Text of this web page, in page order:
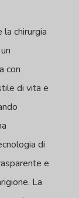
la chirurgia
con
di vita e
di
e
La